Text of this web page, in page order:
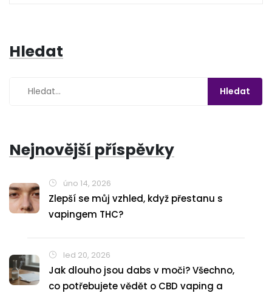
Hledat
Nejnovější příspěvky
úno 14, 2026
Zlepší se můj vzhled, když přestanu s
vapingem THC?
led 20, 2026
Jak dlouho jsou dabs v moči? Všechno,
co potřebujete vědět o CBD vaping a